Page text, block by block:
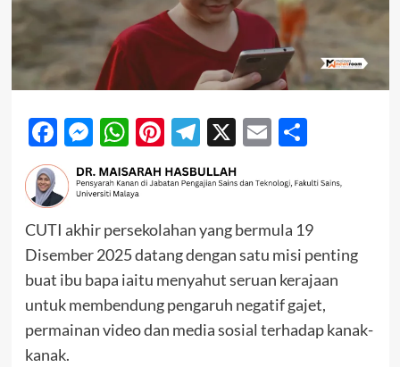
Facebook
Messenger
WhatsApp
Pinterest
Telegram
X EmailShare
CUTI akhir persekolahan yang bermula 19
Disember 2025 datang dengan satu misi penting
buat ibu bapa iaitu menyahut seruan kerajaan
untuk membendung pengaruh negatif gajet,
permainan video dan media sosial terhadap kanak-
kanak.